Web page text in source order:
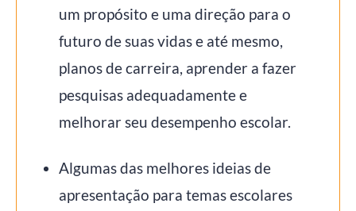
um propósito e uma direção para o
futuro de suas vidas e até mesmo,
planos de carreira, aprender a fazer
pesquisas adequadamente e
melhorar seu desempenho escolar.
Algumas das melhores ideias de
apresentação para temas escolares